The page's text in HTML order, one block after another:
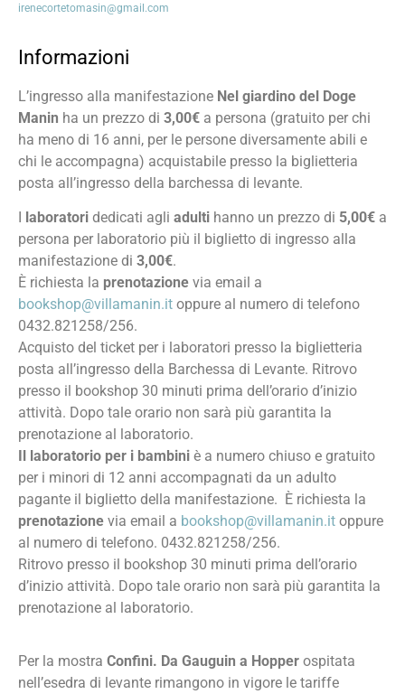
irenecortetomasin@gmail.com
Informazioni
L’ingresso alla manifestazione Nel giardino del Doge
Manin ha un prezzo di 3,00€ a persona (gratuito per chi
ha meno di 16 anni, per le persone diversamente abili e
chi le accompagna) acquistabile presso la biglietteria
posta all’ingresso della barchessa di levante.
laboratori dedicati agli adulti hanno un prezzo di 5,00€ a
persona per laboratorio più il biglietto di ingresso alla
manifestazione di 3,00€.
È richiesta la prenotazione via email a
bookshop@villamanin.it oppure al numero di telefono
0432.821258/256.
Acquisto del ticket per i laboratori presso la biglietteria
posta all’ingresso della Barchessa di Levante. Ritrovo
presso il bookshop 30 minuti prima dell’orario d’inizio
attività. Dopo tale orario non sarà più garantita la
prenotazione al laboratorio.
Il laboratorio per i bambini è a numero chiuso e gratuito
per i minori di 12 anni accompagnati da un adulto
pagante il biglietto della manifestazione. È richiesta la
prenotazione via email a bookshop@villamanin.it oppure
al numero di telefono. 0432.821258/256.
Ritrovo presso il bookshop 30 minuti prima dell’orario
d’inizio attività. Dopo tale orario non sarà più garantita la
prenotazione al laboratorio.
Per la mostra Confini. Da Gauguin a Hopper ospitata
nell’esedra di levante rimangono in vigore le tariffe